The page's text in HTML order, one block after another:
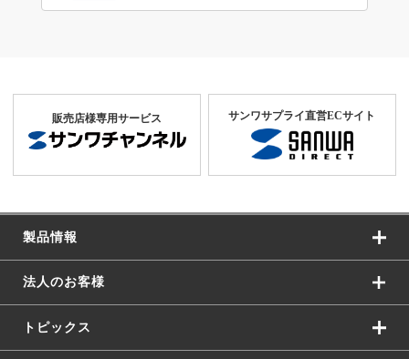
販売店様専用サービス サンワサプライ直営ECサイト
製品情報
法人のお客様
トピックス